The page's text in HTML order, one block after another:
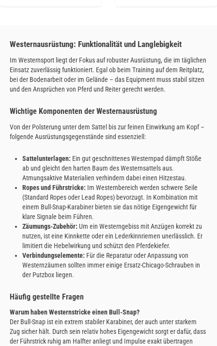
Westernausrüstung: Funktionalität und Langlebigkeit
Im Westernsport liegt der Fokus auf robuster Ausrüstung, die im täglichen
Einsatz zuverlässig funktioniert. Egal ob beim Training auf dem Reitplatz,
bei der Bodenarbeit oder im Gelände – das Equipment muss stabil sitzen
und den Ansprüchen von Pferd und Reiter gerecht werden.
Wichtige Komponenten der Westernausrüstung
Von der Polsterung unter dem Sattel bis zur feinen Einwirkung am Kopf –
folgende Ausrüstungsgegenstände sind essenziell:
Sattelunterlagen: Ein gut geschnittenes Westernpad dämpft Stöße
ab und gleicht den harten Baum des Westernsattels aus.
Atmungsaktive Materialien verhindern dabei einen Hitzestau.
Ropes und Führstricke: Im Westernbereich werden schwere Seile
(Standard Ropes oder Lead Ropes) bevorzugt. In Kombination mit
einem Bull-Snap-Karabiner bieten sie das nötige Eigengewicht für
klare Signale beim Führen.
Zäumungs-Zubehör: Um ein Westerngebiss mit Anzügen korrekt zu
nutzen, ist eine Kinnkette oder ein Lederkinnriemen unerlässlich. Er
limitiert die Hebelwirkung und schützt den Pferdekiefer.
Verbindungselemente: Für die Reparatur oder Anpassung von
Westernzäumen sollten immer einige Ersatz-Chicago-Schrauben in
der Putzbox liegen.
Häufig gestellte Fragen
Warum haben Westernstricke einen Bull-Snap?
Der Bull-Snap ist ein extrem stabiler Karabiner, der auch unter starkem
Zug sicher hält. Durch sein relativ hohes Eigengewicht sorgt er dafür, dass
der Führstrick ruhig am Halfter anliegt und Impulse exakt übertragen